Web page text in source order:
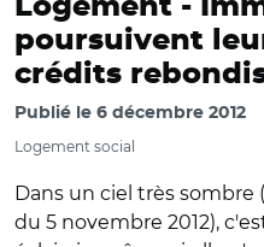
Logement -
poursuivent
crédits
Publié le 6 décembre 2012
Logement social
Dans un ciel très
du 5 novembre 2012),